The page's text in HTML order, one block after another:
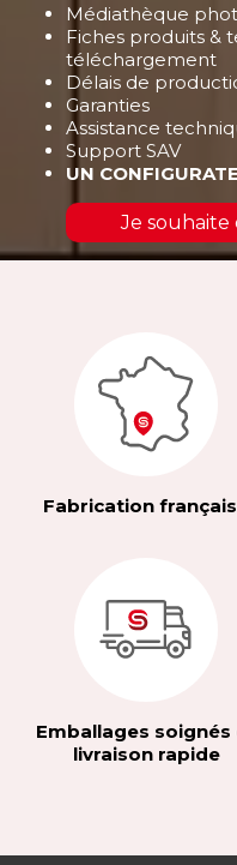
Médiathèque
Fiches produits &
téléchargement
Délais de
Garanties
Assistance
Support SAV
UN
Je
Fabrication
Emballages soignés
livraison rapide